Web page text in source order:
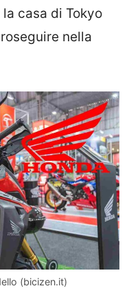
casa di Tokyo
nella
(bicizen.it)